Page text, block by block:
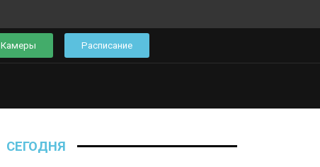
Камеры Расписание
СЕГОДНЯ